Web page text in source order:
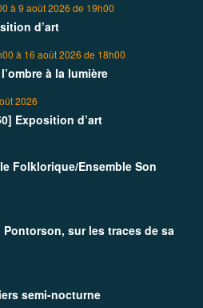
à 9 août 2026 de 19h00
d’art
à 16 août 2026 de 18h00
à la lumière
2026
Exposition d’art
Folklorique/Ensemble Son
Pontorson, sur les traces de sa
semi-nocturne